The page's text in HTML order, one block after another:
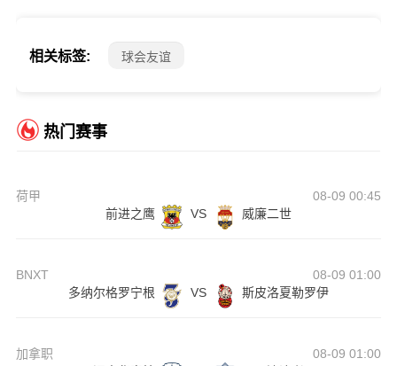
相关标签: 球会友谊
热门赛事
荷甲
08-09 00:45
前进之鹰
VS 威廉二世
BNXT
08-09 01:00
多纳尔格罗宁根
VS 斯皮洛夏勒罗伊
加拿职
08-09 01:00